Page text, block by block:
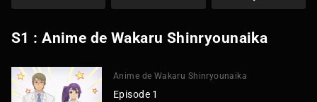
S1 : Anime de Wakaru Shinryounaika
Anime de Wakaru Shinryounaika
Episode 1